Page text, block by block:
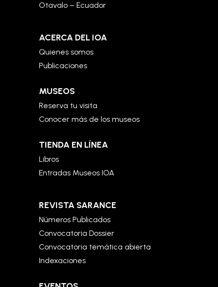
Otavalo – Ecuador
ACERCA DEL IOA
Quienes somos
Publicaciones
MUSEOS
Reserva tu visita
Conocer más de los museos
TIENDA EN LÍNEA
Libros
Entradas Museos IOA
REVISTA SARANCE
Números Publicados
Convocatoria Dossier
Convocatoria temática abierta
Indexaciones